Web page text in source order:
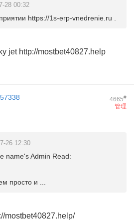
28 00:32
https://1s-erp-vnedrenie.ru .
jet http://mostbet40827.help
4665#
管理
26 12:30
name's Admin Read:
просто и ...
mostbet40827.help/